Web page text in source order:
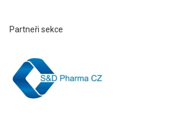
Partneři sekce